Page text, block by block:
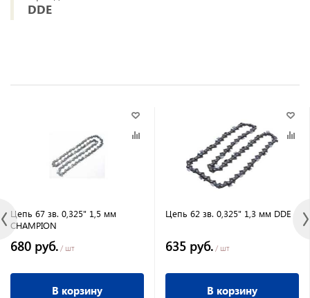
DDE
Цепь 67 зв. 0,325" 1,5 мм
CHAMPION
680 руб. / шт
В корзину
Цепь 62 зв. 0,325" 1,3 мм DDE
635 руб. / шт
В корзину